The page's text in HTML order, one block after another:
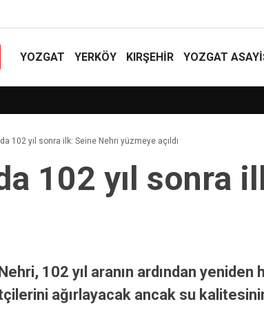
YOZGAT YERKÖY KIRŞEHİR YOZGAT
102 yıl sonra ilk: Seine Nehri yüzmeye açıldı
102 yıl sonra
102 yıl aranın ardından
ağırlayacak ancak su